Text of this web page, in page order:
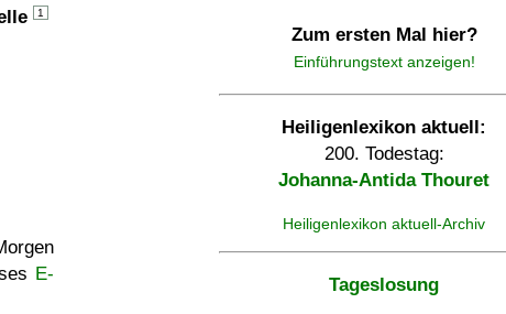
1
E-
Zum ersten Mal hier?
Einführungstext anzeigen!
Heiligenlexikon aktuell:
200. Todestag:
Johanna-Antida Thouret
Heiligenlexikon aktuell-Archiv
Tageslosung